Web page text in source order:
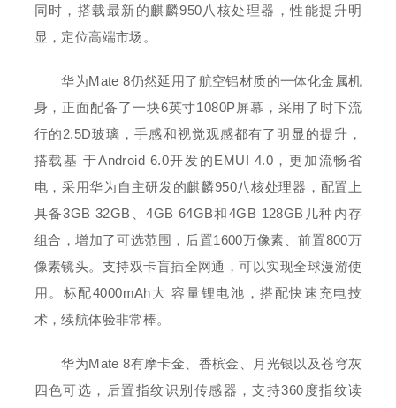
同时，搭载最新的麒麟950八核处理器，性能提升明
显，定位高端市场。
华为Mate 8仍然延用了航空铝材质的一体化金属机
身，正面配备了一块6英寸1080P屏幕，采用了时下流
行的2.5D玻璃，手感和视觉观感都有了明显的提升，
搭载基 于Android 6.0开发的EMUI 4.0，更加流畅省
电，采用华为自主研发的麒麟950八核处理器，配置上
具备3GB 32GB、4GB 64GB和4GB 128GB几种内存
组合，增加了可选范围，后置1600万像素、前置800万
像素镜头。支持双卡盲插全网通，可以实现全球漫游使
用。标配4000mAh大 容量锂电池，搭配快速充电技
术，续航体验非常棒。
华为Mate 8有摩卡金、香槟金、月光银以及苍穹灰
四色可选，后置指纹识别传感器，支持360度指纹读